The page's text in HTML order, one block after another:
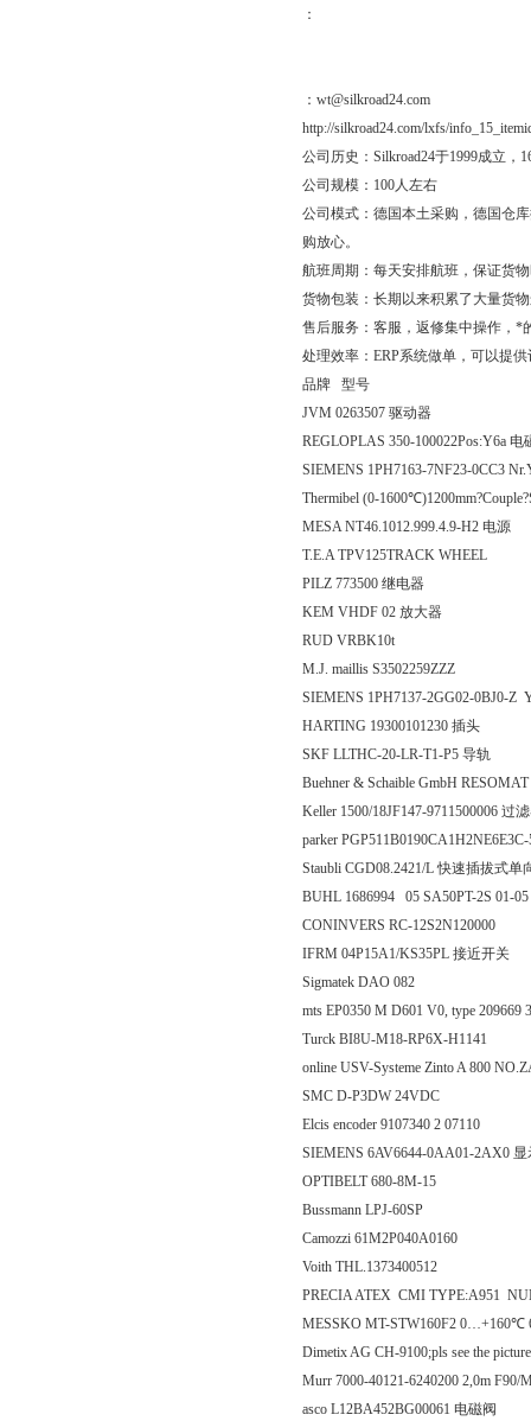
：
：wt@silkroad24.com
http://silkroad24.com/lxfs/
公司历史：Silkroad24于1999成立
公司规模：100人左右
公司模式：德国本土采购，德国仓
购放心。
航班周期：每天安排航班，保证货
货物包装：长期以来积累了大量货
售后服务：客服，返修集中操作，*
处理效率：ERP系统做单，可以提
品牌 型号
JVM 0263507 驱动器
REGLOPLAS 350-100022Pos:Y6a 电
SIEMENS 1PH7163-7NF23-0CC3
Thermibel (0-
MESA NT46.1012.999.4.9-H2 电源
T.E.A TPV125TRACK WHEEL
PILZ 773500 继电器
KEM VHDF 02 放大器
RUD VRBK10t
M.J. maillis S3502259ZZZ
SIEMENS 1PH7137-2GG02-0BJ0-Z
HARTING 19300101230 插头
SKF LLTHC-20-LR-T1-P5 导轨
Buehner & Schaible GmbH
Keller 1500/18JF147-9711500006 过
parker
Staubli CGD08.2421/L 快速插拔式单
BUHL 1686994 05 SA50PT-2S 01-
CONINVERS RC-12S2N120000
IFRM 04P15A1/KS35PL 接近开关
Sigmatek DAO 082
mts EP0350 M D601 V0, type 209669
Turck BI8U-M18-RP6X-H1141
online USV-Systeme Zinto A 800
SMC D-P3DW 24VDC
Elcis encoder 9107340 2 07110
SIEMENS 6AV6644-0AA01-2AX0 显
OPTIBELT 680-8M-15
Bussmann LPJ-60SP
Camozzi 61M2P040A0160
Voith THL.1373400512
PRECIA ATEX CMI TYPE:A951
MESSKO MT-STW160F2
Dimetix AG CH-9100;pls see the
Murr 7000-40121-6240200 2,0m F90/
asco L12BA452BG00061 电磁阀